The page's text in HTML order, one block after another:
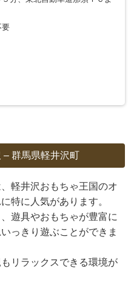
– 群馬県軽井沢町
軽井沢おもちゃ王国のオ
特に人気があります。
遊具やおもちゃが豊富に
っきり遊ぶことができま
リラックスできる環境が